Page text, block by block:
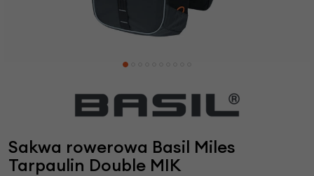
Sakwa rowerowa Basil Miles
Tarpaulin Double MIK